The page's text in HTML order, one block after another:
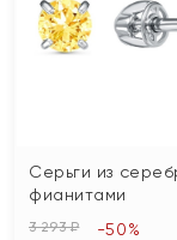
Серьги из
фианитами
3 293 ₽ -50%